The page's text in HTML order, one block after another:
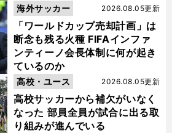
「ワールドカップ売却計画」は
断念も残る火種 FIFAインファ
ンティーノ会長体制に何が起き
ているのか
2026.08.05更新
海外サッカー
高校サッカーから補欠がいなく
なった 部員全員が試合に出る取
り組みが進んでいる
2026.08.05更新
高校・ユース